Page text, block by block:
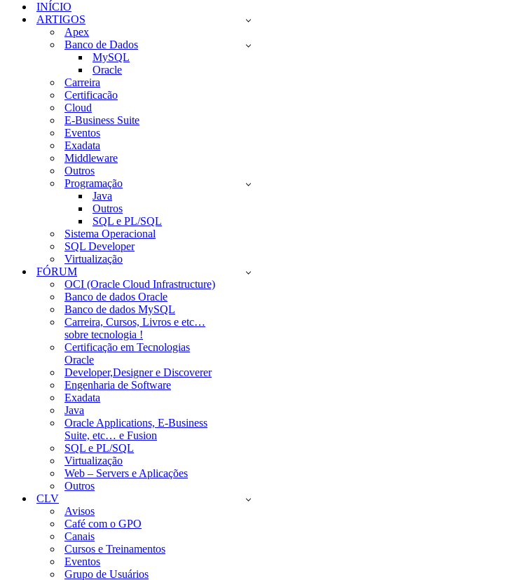
navegaçãoINÍCIO
ARTIGOS
Apex
Banco de Dados
MySQL
Oracle
Carreira
Certificacão
Cloud
E-Business Suite
Eventos
Exadata
Middleware
Outros
Programação
Java
Outros
SQL e PL/SQL
Sistema Operacional
SQL Developer
Virtualização
FÓRUM
OCI (Oracle Cloud Infrastructure)
Banco de dados Oracle
Banco de dados MySQL
Carreira, Cursos, Livros e etc…
sobre tecnologia !
Certificação em Tecnologias
Oracle
Developer,Designer e Discoverer
Engenharia de Software
Exadata
Java
Oracle Applications, E-Business
Suite, etc… e Fusion
SQL e PL/SQL
Virtualização
Web – Servers e Aplicações
Outros
CLV
Avisos
Café com o GPO
Canais
Cursos e Treinamentos
Eventos
Grupo de Usuários